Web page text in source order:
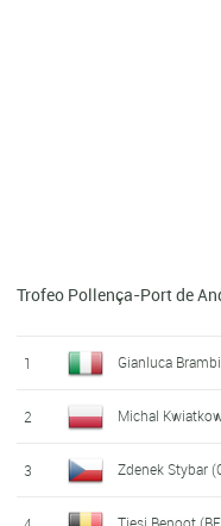
Trofeo Pollença-Port de
1 Gianluca
2 Michal
3 Zdenek Stybar
Tiesj Benoot